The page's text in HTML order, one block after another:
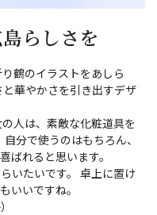
らしさを
鶴のイラストをあしら
華やかさを引き出すデザ
人は、素敵な化粧道具を
分で使うのはもちろん、
ばれると思います。
いたいです。 卓上に置け
いいですね。